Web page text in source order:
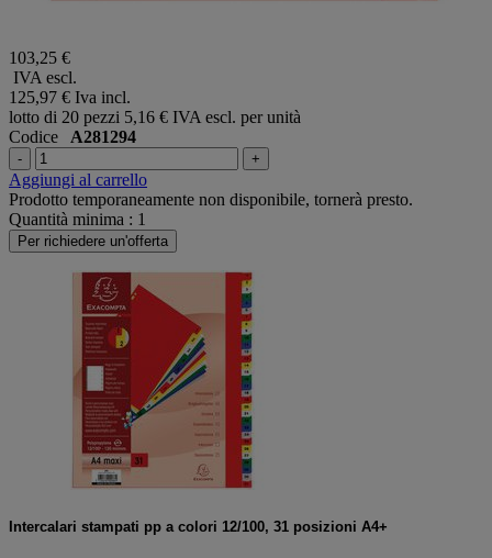
103,25 €
IVA escl.
125,97 € Iva incl.
lotto di 20 pezzi 5,16 € IVA escl. per unità
Codice A281294
- +
Aggiungi al carrello
Prodotto temporaneamente non disponibile, tornerà presto.
Quantità minima : 1
Per richiedere un'offerta
Intercalari stampati pp a colori 12/100, 31 posizioni A4+